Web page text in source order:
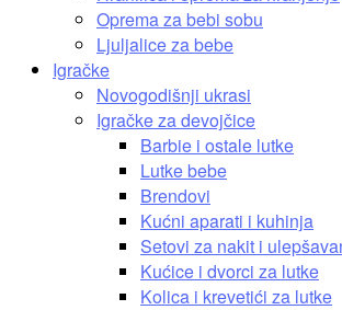
Oprema za bebi sobu
Ljuljalice za bebe
Igračke
Novogodišnji ukrasi
Igračke za devojčice
Barbie i ostale lutke
Lutke bebe
Brendovi
Kućni aparati i kuhinja
Setovi za nakit i
Kućice i dvorci za lutke
Kolica i krevetići za lutke